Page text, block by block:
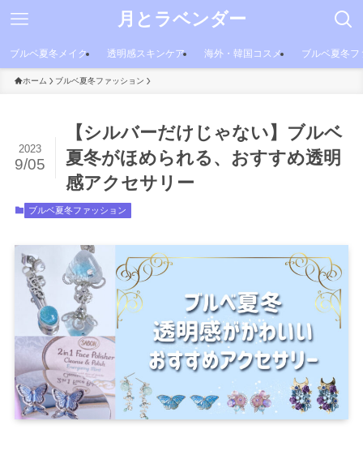
月とラベンダー
ブルベ夏冬メイク 透明感スキンケア 海外・韓国コスメ ブルベ夏冬フ
ホーム ブルベ夏冬ファッション
【シルバーだけじゃない】ブルベ
夏冬がほめられる、おすすめ透明
感アクセサリー
2023
9/05
ブルベ夏冬ファッション